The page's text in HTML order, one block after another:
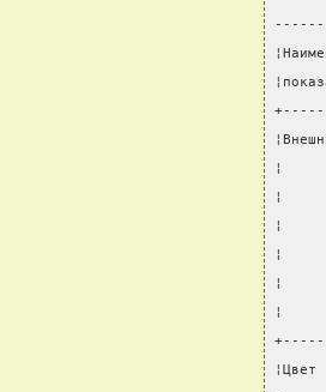
¦
¦
¦
¦
¦
¦